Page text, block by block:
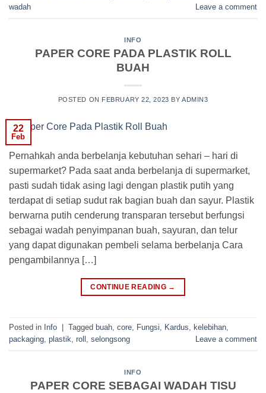
wadah
Leave a comment
INFO
PAPER CORE PADA PLASTIK ROLL
BUAH
POSTED ON FEBRUARY 22, 2023 BY ADMIN3
22
Feb
Pernahkah anda berbelanja kebutuhan sehari – hari di
supermarket? Pada saat anda berbelanja di supermarket,
pasti sudah tidak asing lagi dengan plastik putih yang
terdapat di setiap sudut rak bagian buah dan sayur. Plastik
berwarna putih cenderung transparan tersebut berfungsi
sebagai wadah penyimpanan buah, sayuran, dan telur
yang dapat digunakan pembeli selama berbelanja Cara
pengambilannya […]
CONTINUE READING →
Posted in Info Tagged buah core Fungsi Kardus kelebihan
packaging plastik roll selongsong Leave a comment
INFO
PAPER CORE SEBAGAI WADAH TISU